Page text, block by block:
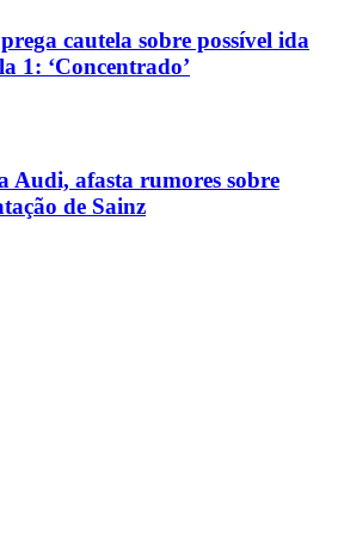
cautela sobre possível ida
1: ‘Concentrado’
Audi, afasta rumores sobre
de Sainz